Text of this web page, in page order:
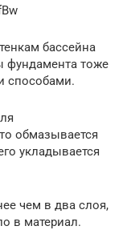
бассейна
фундамента тоже
способами.
обмазывается
укладывается
чем в два слоя,
в материал.